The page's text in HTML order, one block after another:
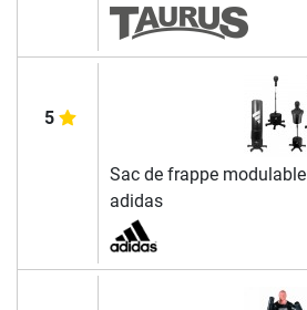
5
Sac de frappe modulable
adidas